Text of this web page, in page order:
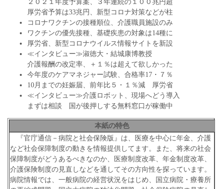
厚労省予算は33兆円、新型コロナ対策などが柱
コロナワクチンの接種順位、介護職員施設のみ
ワクチンの優先接種、基礎疾患の対象は14種に
厚労省、新型コロナウイルス情報サイトを新設
≪インタビュー≫淑徳大・結城康博教授
介護報酬の改定率、＋１％は超えて欲しかった
今年度のケアマネジャー試験、合格率17・７％
10月までの妊娠届、前年比５・１％減 厚労省
≪インタビュー≫介護ロボット、現場へどう導入
まずは相談 国が後押しする無料窓口が稼働中
本紙の特色
『官庁通信－病院と社会保険版』は、医療を中心に年金、介護
など社会保障制度の動きを情報提供してます。また、将来の社会
保障制度がどうあるべきなのか、医療制度改革、年金制度改革、
介護保険制度の見直しなどを通してその方向性を探っています。
病院情報では、一般病院の経営状況をはじめ、国立病院・療養所